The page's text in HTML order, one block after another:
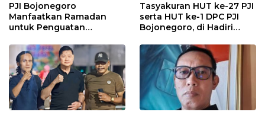
PJI Bojonegoro
Manfaatkan Ramadan
untuk Penguatan
Kebersamaan
Tasyakuran HUT ke-27 PJI
serta HUT ke-1 DPC PJI
Bojonegoro, di Hadiri